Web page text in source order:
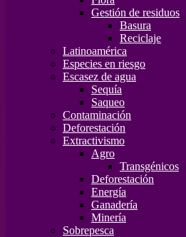
Gestión de residuos
Basura
Reciclaje
Latinoamérica
Especies en riesgo
Escasez de agua
Sequía
Saqueo
Contaminación
Deforestación
Extractivismo
Agro
Transgénicos
Deforestación
Energía
Ganadería
Minería
Sobrepesca